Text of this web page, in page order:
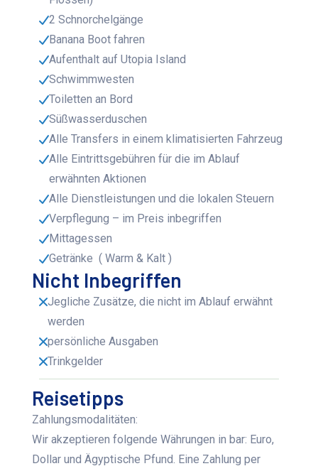
2 Schnorchelgänge
Banana Boot fahren
Aufenthalt auf Utopia Island
Schwimmwesten
Toiletten an Bord
Süßwasserduschen
Alle Transfers in einem klimatisierten Fahrzeug
Alle Eintrittsgebühren für die im Ablauf
erwähnten Aktionen
Alle Dienstleistungen und die lokalen Steuern
Verpflegung – im Preis inbegriffen
Mittagessen
Getränke ( Warm & Kalt )
Nicht Inbegriffen
Jegliche Zusätze, die nicht im Ablauf erwähnt
werden
persönliche Ausgaben
Trinkgelder
Reisetipps
Zahlungsmodalitäten:
Wir akzeptieren folgende Währungen in bar: Euro,
Dollar und Ägyptische Pfund. Eine Zahlung per